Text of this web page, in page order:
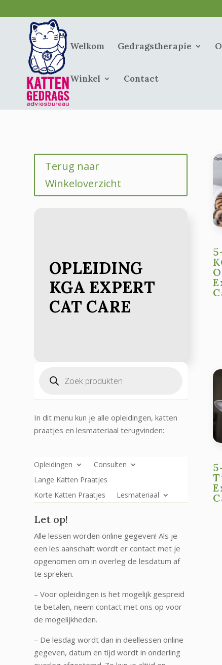
Welkom Gedragstherapie
Winkel Contact
Terug naar
Winkeloverzicht
OPLEIDING
KGA EXPERT
CAT CARE
zoeken
In dit menu kun je alle opleidingen, katten
praatjes en lesmateriaal terugvinden:
Opleidingen
Consulten
Lange Katten Praatjes
Korte Katten Praatjes
Lesmateriaal
Let op!
Alle lessen worden online gegeven! Als je
een les aanschaft wordt er contact met je
opgenomen om in overleg de lesdatum af
te spreken.
– Voor opleidingen is het mogelijk gespreid
te betalen, neem contact met ons op voor
de mogelijkheden.
– De lesdag wordt dan in deellessen online
gegeven, datum en tijd wordt in onderling